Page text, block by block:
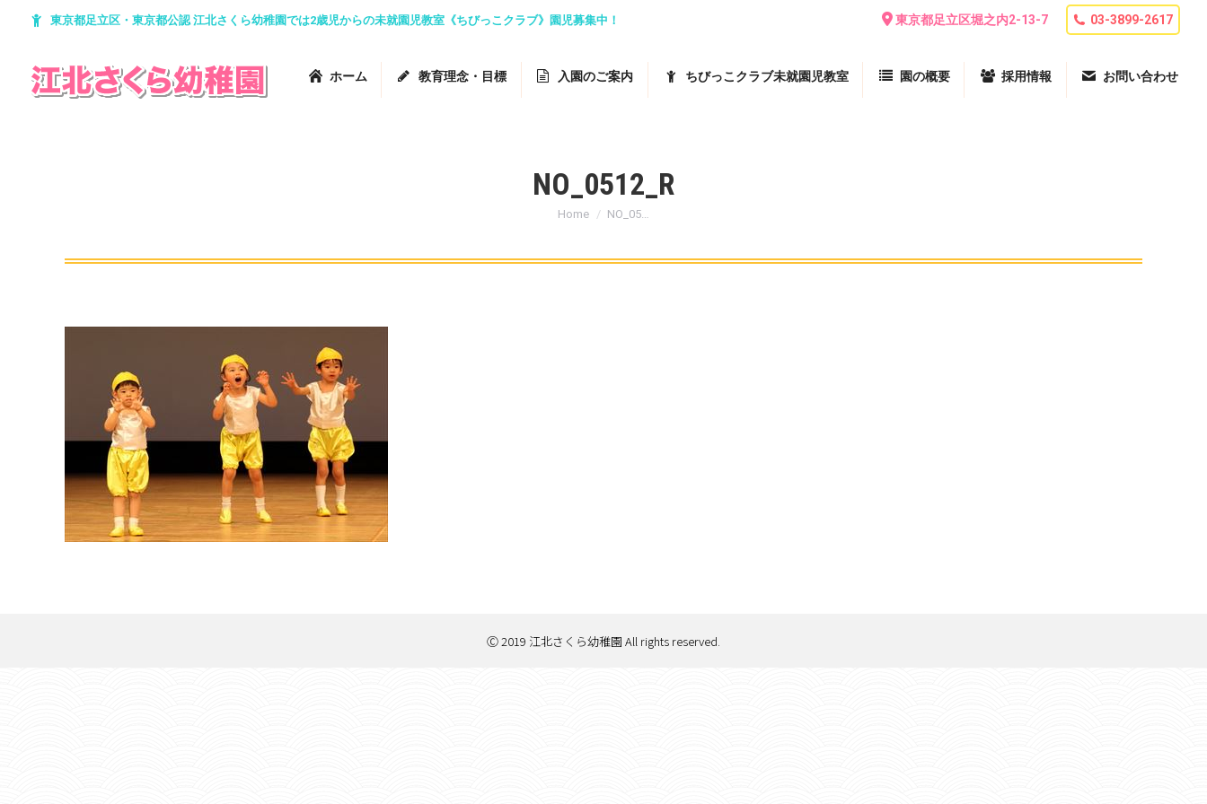
東京都足立区・東京都公認 江北さくら幼稚園では2歳児からの未就園児教室《ちびっこクラブ》園児募集中！ 東京都足立区堀之内2-13-7 03-3899-2617
ホーム 教育理念・目標 入園のご案内 ちびっこクラブ未就園児教室 園の概要 採用情報 お問い合わせ
NO_0512_R
You are here:
Home NO_05…
Ⓒ 2019 江北さくら幼稚園 All rights reserved.